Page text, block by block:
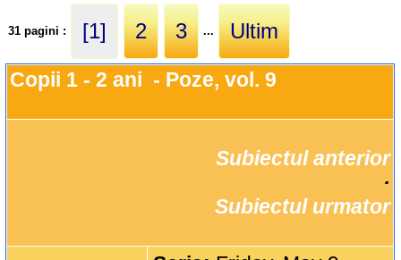
31 pagini : [1] 2 3 ... Ultim
Copii 1 - 2 ani  - Poze, vol. 9
Subiectul anterior
Subiectul urmator